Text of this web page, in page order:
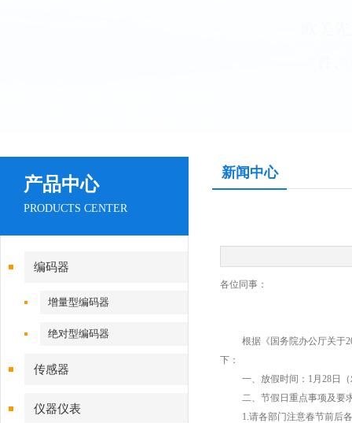
产品中心
PRODUCTS CENTER
编码器
增量型编码器
绝对型编码器
传感器
仪器仪表
新闻中心
各位同事：
根据《国务院办公厅关于
下：
一、放假时间： 1 月 28日
二、节假日重点事项及要
1.请各部门注意春节前后